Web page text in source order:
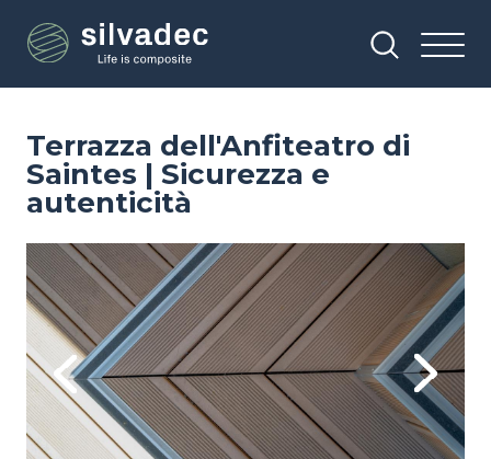
contenuto
Terrazza dell'Anfiteatro di
Saintes | Sicurezza e
autenticità
Previous
Image
Next